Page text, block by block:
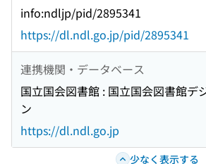
info:ndljp/pid/2895341
https://dl.ndl.go.jp/pid/2895341
連携機関・データベース
国立国会図書館 : 国立国会図書館デ
ン
https://dl.ndl.go.jp
少なく表示する